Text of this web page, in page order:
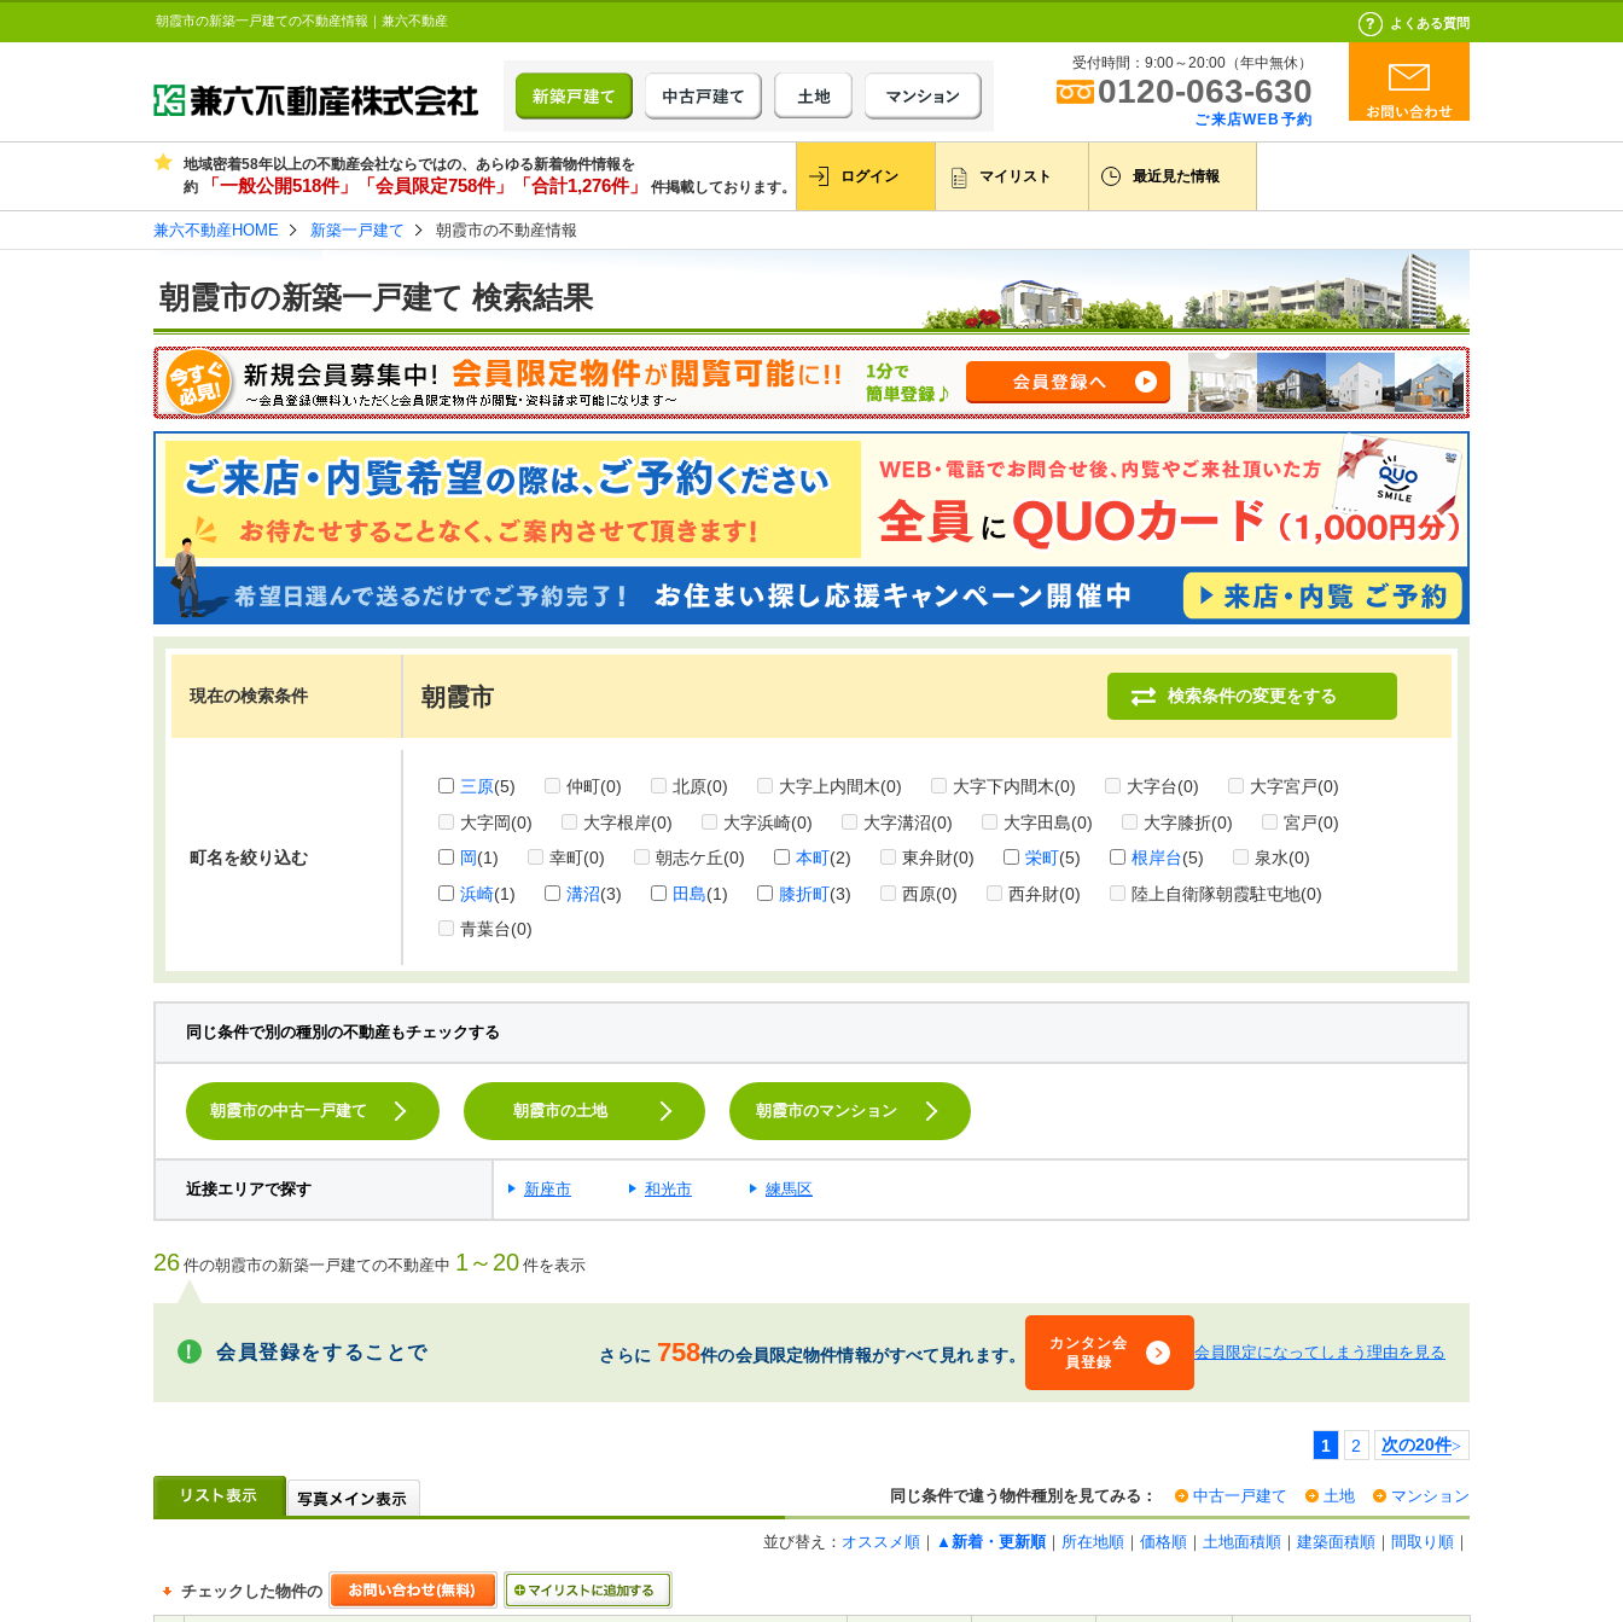
朝霞市の新築一戸建ての不動産情報｜兼六不動産 よくある質問
受付時間：9:00～20:00（年中無休）
0120-063-630
ご来店WEB予約
地域密着58年以上の不動産会社ならではの、あらゆる新着物件情報を
約
「一般公開518件」「会員限定758件」「合計1,276件」 件掲載しております。
ログイン マイリスト 最近見た情報
兼六不動産HOME 新築一戸建て 朝霞市の不動産情報
朝霞市の新築一戸建て 検索結果
現在の検索条件 朝霞市 検索条件の変更をする
町名を絞り込む
三原(5) 仲町(0) 北原(0) 大字上内間木(0) 大字下内間木(0) 大字台(0) 大字宮戸(0)
大字岡(0) 大字根岸(0) 大字浜崎(0) 大字溝沼(0) 大字田島(0) 大字膝折(0) 宮戸(0)
岡(1) 幸町(0) 朝志ケ丘(0) 本町(2) 東弁財(0) 栄町(5) 根岸台(5) 泉水(0)
浜崎(1) 溝沼(3) 田島(1) 膝折町(3) 西原(0) 西弁財(0) 陸上自衛隊朝霞駐屯地(0)
青葉台(0)
同じ条件で別の種別の不動産もチェックする
朝霞市の中古一戸建て 朝霞市の土地 朝霞市のマンション
近接エリアで探す 新座市 和光市 練馬区
26 件の朝霞市の新築一戸建ての不動産中 1～20 件を表示
会員登録をすることで さらに 758件の会員限定物件情報がすべて見れます。
カンタン会
員登録
会員限定になってしまう理由を見る
1 2 次の20件>
同じ条件で違う物件種別を見てみる： 中古一戸建て 土地 マンション
並び替え： オススメ順 ｜ ▲新着・更新順｜ 所在地順 ｜ 価格順 ｜ 土地面積順 ｜ 建築面積順 ｜ 間取り順 ｜
チェックした物件の